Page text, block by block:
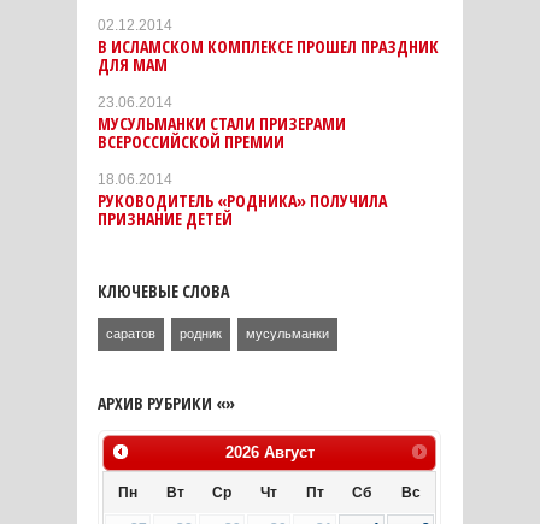
02.12.2014
В ИСЛАМСКОМ КОМПЛЕКСЕ ПРОШЕЛ ПРАЗДНИК
ДЛЯ МАМ
23.06.2014
МУСУЛЬМАНКИ СТАЛИ ПРИЗЕРАМИ
ВСЕРОССИЙСКОЙ ПРЕМИИ
18.06.2014
РУКОВОДИТЕЛЬ «РОДНИКА» ПОЛУЧИЛА
ПРИЗНАНИЕ ДЕТЕЙ
КЛЮЧЕВЫЕ СЛОВА
саратов родник мусульманки
АРХИВ РУБРИКИ «»
2026 Август
Пн Вт Ср Чт Пт Сб Вс